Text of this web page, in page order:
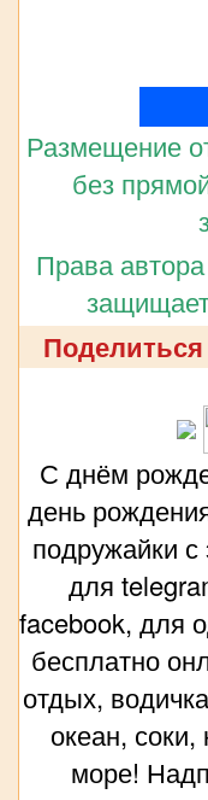
Размещение
без
Права
Поделиться
С днём
день
подружайки с
для
facebook, для
бесплатно
отдых,
океан,
море!